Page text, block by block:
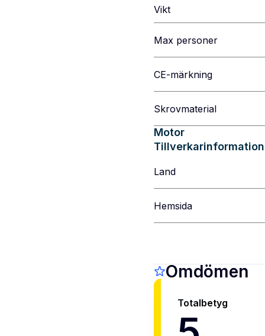
Vikt
Max personer
CE-märkning
Skrovmaterial
Motor
Tillverkarinformation
Land
Hemsida
Omdömen
Totalbetyg